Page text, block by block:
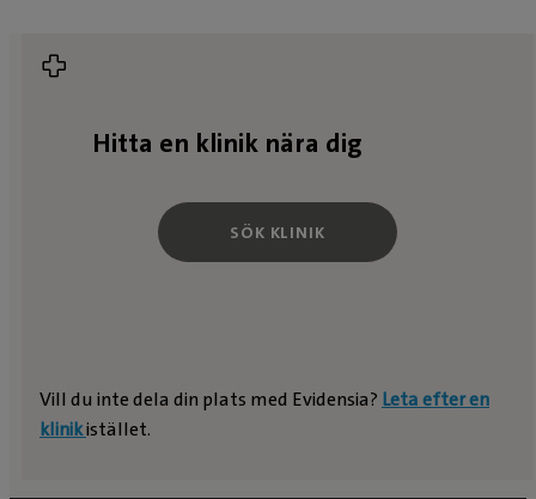
Hitta en klinik nära dig
SÖK KLINIK
Vill du inte dela din plats med Evidensia? Leta efter en
klinikistället.